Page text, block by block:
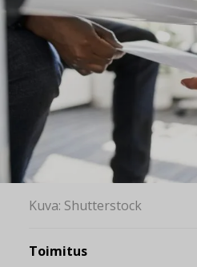
Kuva: Shutterstock
Toimitus